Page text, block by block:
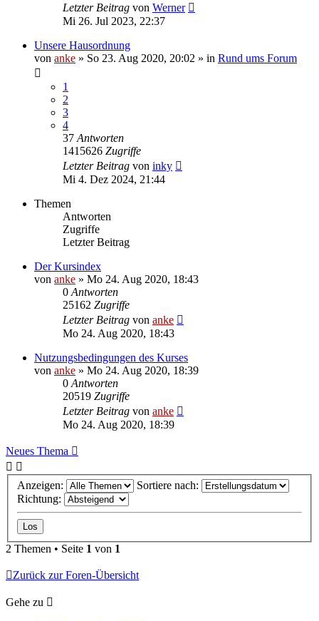
Letzter Beitrag von Werner
Mi 26. Jul 2023, 22:37
Unsere Hausordnung
von anke » So 23. Aug 2020, 20:02 » in Rund ums Forum
1
2
3
4
37 Antworten
1415626 Zugriffe
Letzter Beitrag von inky
Mi 4. Dez 2024, 21:44
Themen
Antworten
Zugriffe
Letzter Beitrag
Der Kursindex
von anke » Mo 24. Aug 2020, 18:43
0 Antworten
25162 Zugriffe
Letzter Beitrag von anke
Mo 24. Aug 2020, 18:43
Nutzungsbedingungen des Kurses
von anke » Mo 24. Aug 2020, 18:39
0 Antworten
20519 Zugriffe
Letzter Beitrag von anke
Mo 24. Aug 2020, 18:39
Neues Thema
Anzeigen:
Sortiere nach:
Richtung:
2 Themen • Seite 1 von 1
Zurück zur Foren-Übersicht
Gehe zu